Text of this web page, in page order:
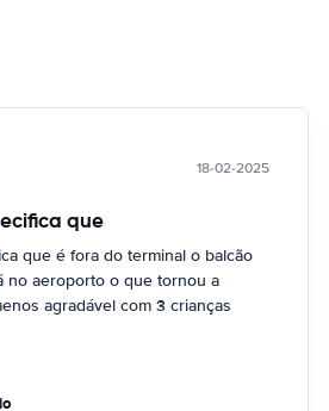
18-02-2025
que
que é fora do terminal o balcão
no aeroporto o que tornou a
agradável com 3 crianças